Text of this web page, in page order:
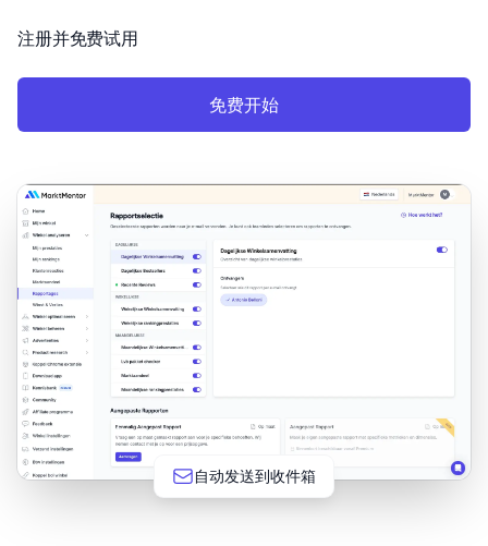
注册并免费试用
免费开始
自动发送到收件箱